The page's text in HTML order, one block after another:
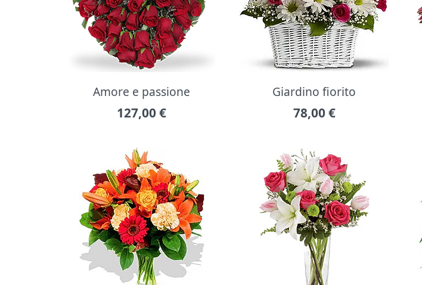
Amore e passione
127,00 €
Giardino fiorito
78,00 €